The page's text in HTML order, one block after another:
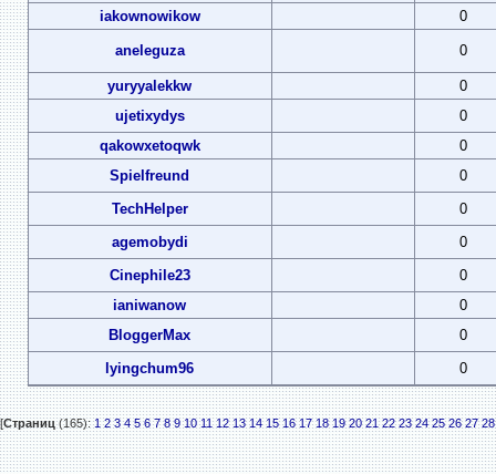
iakownowikow
0
aneleguza 0
yuryyalekkw
0
ujetixydys
0
qakowxetoqwk
0
Spielfreund
0
TechHelper
0
agemobydi
0
Cinephile23
0
ianiwanow
0
BloggerMax
0
lyingchum96
0
[Страниц(165):1 2 3 4 5 6 7 8 9 10 11 12 13 14 15 16 17 18 19 20 21 22 23 24 25 26 27 28